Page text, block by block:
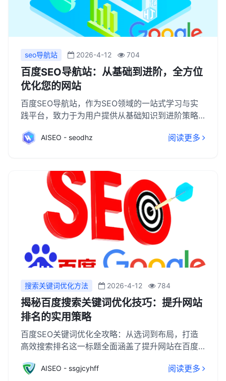
户对百度网页的粘性。
seo导航站 2026-4-12 704
百度SEO导航站：从基础到进阶，全方位
优化您的网站
百度SEO导航站，作为SEO领域的一站式学习与实
践平台，致力于为用户提供从基础知识到进阶策略
富的从业者，都能在这里找到适合自己的学习资
多个方面，帮助用户系统地掌握SEO技能。此外，
导航站还定期更新行业资讯和最新算法动态，确保
用户能够紧跟百度SEO的发展步伐。通过持续学习
和实践，用户可以在导航站的引导下，逐步优化自
己的网站，提升在百度搜索引擎中的排名和可见
AISEO - seodhz 阅读更多
搜索关键词优化方法 2026-4-12 784
揭秘百度搜索关键词优化技巧：提升网站
排名的实用策略
百度SEO关键词优化全攻略：从选词到布局，打造
高效搜索排名这一标题全面涵盖了提升网站在百度
需深入分析用户搜索习惯，挑选与网站内容高度相
AISEO - ssgjcyhff 阅读更多